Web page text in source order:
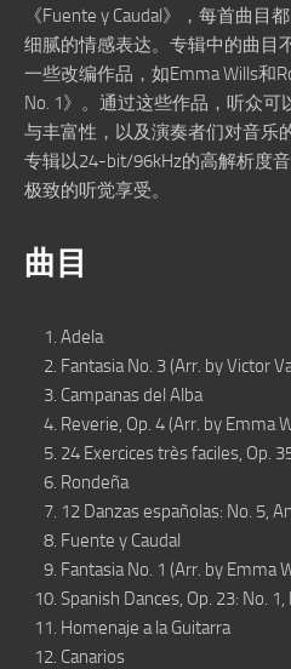
《Fuente y Caudal》，每首曲目
细腻的情感表达。专辑中的曲目
一些改编作品，如Emma Wills和
No. 1》。通过这些作品，听众
与丰富性，以及演奏者们对音乐
专辑以24-bit/96kHz的高解析度
极致的听觉享受。
曲目
Adela
Fantasia No. 3 (Arr. by Victor
Campanas del Alba
Reverie, Op. 4 (Arr. by Emma
24 Exercices très faciles, Op.
Rondeña
12 Danzas españolas: No. 5,
Fuente y Caudal
Fantasia No. 1 (Arr. by Emma
Spanish Dances, Op. 23: No.
Homenaje a la Guitarra
Canarios